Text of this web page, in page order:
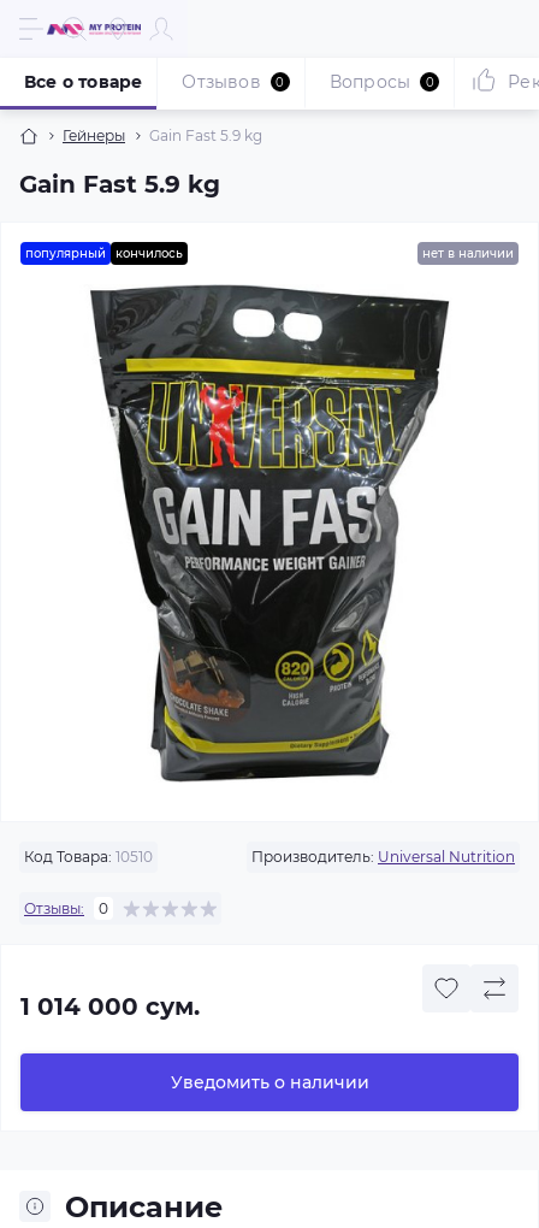
Гейнеры Gain Fast 5.9 kg
Gain Fast 5.9 kg
Все о товаре Отзывов 0 Вопросы 0
популярный кончилось нет в наличии
Код Товара: 10510 Производитель: Universal Nutrition
Отзывы: 0
1 014 000 сум.
Уведомить о наличии
Описание